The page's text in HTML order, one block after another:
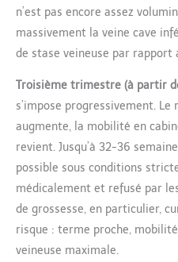
n’est pas encore assez
massivement la veine cave
de stase veineuse par
Troisième trimestre (à partir
s’impose progressivement.
augmente, la mobilité en
revient. Jusqu’à 32-36
possible sous conditions
médicalement et refusé par
de grossesse, en particulier,
risque : terme proche,
veineuse maximale.